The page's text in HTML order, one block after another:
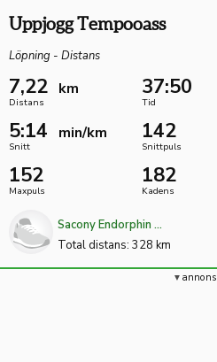
Uppjogg Tempooass
Löpning - Distans
7,22 km
Distans
37:50
Tid
5:14 min/km
Snitt
142
Snittpuls
152
Maxpuls
182
Kadens
Sacony Endorphin ...
Total distans: 328 km
annons